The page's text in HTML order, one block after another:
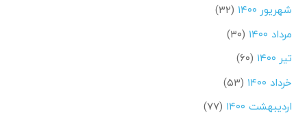
شهریور ۱۴۰۰
(۳۲)
مرداد ۱۴۰۰
(۳۰)
تیر ۱۴۰۰
(۶۰)
خرداد ۱۴۰۰
(۵۳)
اردیبهشت ۱۴۰۰
(۷۷)